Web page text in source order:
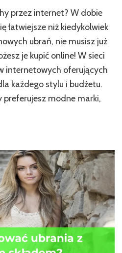
przez internet? W dobie
łatwiejsze niż kiedykolwiek
ubrań, nie musisz już
je kupić online! W sieci
internetowych oferujących
każdego stylu i budżetu.
preferujesz modne marki,